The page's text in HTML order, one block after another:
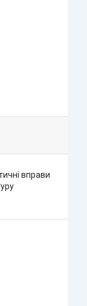
вправи